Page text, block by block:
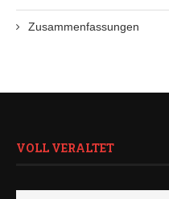
Zusammenfassungen
VOLL VERALTET